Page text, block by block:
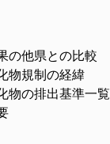
他県との比較
規制の経緯
の排出基準一覧